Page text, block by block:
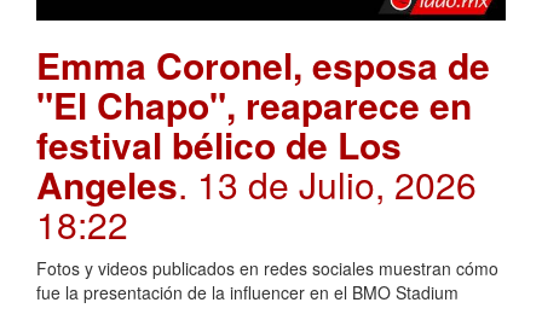
Emma Coronel, esposa de
"El Chapo", reaparece en
festival bélico de Los
Angeles. 13 de Julio, 2026
18:22
Fotos y videos publicados en redes sociales muestran cómo
fue la presentación de la influencer en el BMO Stadium